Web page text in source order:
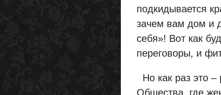
подкидывается
зачем вам дом и
себя»! Вот как
переговоры, и
Но как раз это
Общества, где